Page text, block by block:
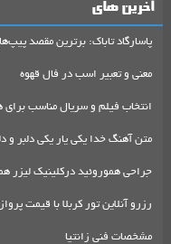
آخرین های
پاسارگاد تاباک: برترین مقصد
معنی و تعبیر اسب در فال قهوه
انتخاب فیلم و سریال مناسب
متن آهنگ خدا یکی یار یکی دلبر و
جراحی هموروئید درکلینیک لیزر
رزرو آنلاین تور کربلا با قیمت
مشخصات فنی زانتیا